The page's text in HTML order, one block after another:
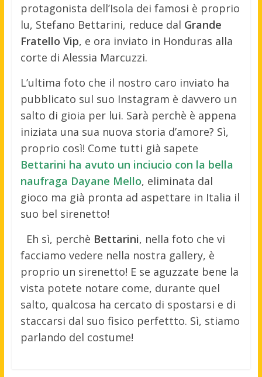
protagonista dell’Isola dei famosi è proprio
lu, Stefano Bettarini, reduce dal Grande
Fratello Vip, e ora inviato in Honduras alla
corte di Alessia Marcuzzi.
L’ultima foto che il nostro caro inviato ha
pubblicato sul suo Instagram è davvero un
salto di gioia per lui. Sarà perchè è appena
iniziata una sua nuova storia d’amore? Sì,
proprio così! Come tutti già sapete
Bettarini ha avuto un inciucio con la bella
naufraga Dayane Mello, eliminata dal
gioco ma già pronta ad aspettare in Italia il
suo bel sirenetto!
Eh sì, perchè Bettarini, nella foto che vi
facciamo vedere nella nostra gallery, è
proprio un sirenetto! E se aguzzate bene la
vista potete notare come, durante quel
salto, qualcosa ha cercato di spostarsi e di
staccarsi dal suo fisico perfettto. Sì, stiamo
parlando del costume!